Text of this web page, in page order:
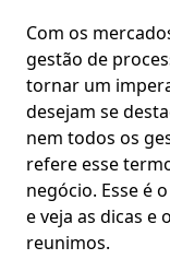
Com os
gestão de
tornar um
desejam se
nem todos os
refere esse
negócio. Esse é
e veja as dicas
reunimos.